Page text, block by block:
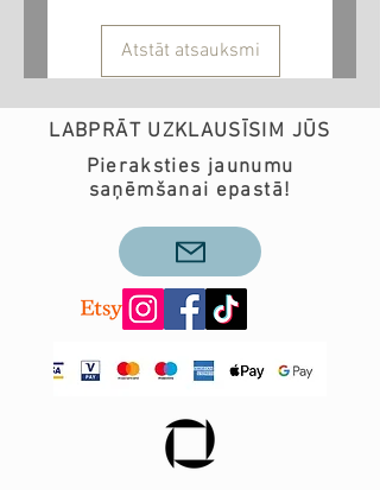
Atstāt atsauksmi
LABPRĀT UZKLAUSĪSIM JŪS
Pieraksties jaunumu
saņēmšanai epastā!